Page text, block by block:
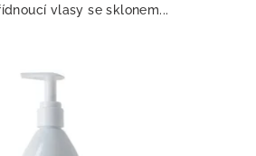
vlasy se sklonem...